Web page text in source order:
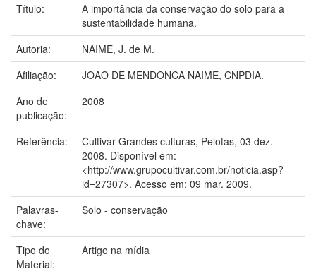
Título:
A importância da conservação do solo para a
sustentabilidade humana.
Autoria:
NAIME, J. de M.
Afiliação:
JOAO DE MENDONCA NAIME, CNPDIA.
Ano de
publicação:
2008
Referência:
Cultivar Grandes culturas, Pelotas, 03 dez.
2008. Disponível em:
<http://www.grupocultivar.com.br/noticia.asp?
id=27307>. Acesso em: 09 mar. 2009.
Palavras-
chave:
Solo - conservação
Tipo do
Material:
Artigo na mídia